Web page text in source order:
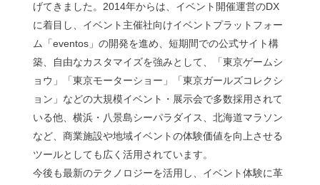
げてきました。2014年からは、イベント開催運営のDX
に着目し、イベント主催社向けイベントプラットフォー
ム「eventos」の開発を進め、短期間での公式サイト構
築、自由なカスタマイズを強みとして、「東京ゲームシ
ョウ」「東京モーターショー」「東京ガールズコレクシ
ョン」などの大規模イベント・展示会で多数採用されて
いる他、横浜・八景島シーパラダイス、北海道マラソン
など、商業施設や地域イベントの体験価値を向上させる
ツールとしても広く活用されています。
今後も最新のテクノロジーを活用し、イベント体験に革